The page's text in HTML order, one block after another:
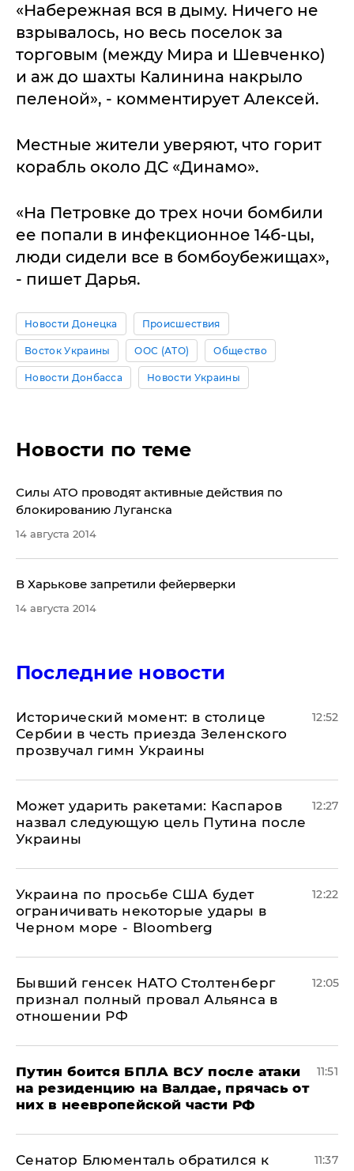
«Набережная вся в дыму. Ничего не
взрывалось, но весь поселок за
торговым (между Мира и Шевченко)
и аж до шахты Калинина накрыло
пеленой», - комментирует Алексей.
Местные жители уверяют, что горит
корабль около ДС «Динамо».
«На Петровке до трех ночи бомбили
ее попали в инфекционное 14б-цы,
люди сидели все в бомбоубежищах»,
- пишет Дарья.
Новости Донецка Происшествия
Восток Украины ООС (АТО) Общество
Новости Донбасса Новости Украины
Новости по теме
​Силы АТО проводят активные действия по
блокированию Луганска
14 августа 2014
В Харькове запретили фейерверки
14 августа 2014
Последние новости
Исторический момент: в столице
Сербии в честь приезда Зеленского
прозвучал гимн Украины
12:52
Может ударить ракетами: Каспаров
назвал следующую цель Путина после
Украины
12:27
Украина по просьбе США будет
ограничивать некоторые удары в
Черном море - Bloomberg
12:22
Бывший генсек НАТО Столтенберг
признал полный провал Альянса в
отношении РФ
12:05
Путин боится БПЛА ВСУ после атаки
на резиденцию на Валдае, прячась от
них в неевропейской части РФ
11:51
Сенатор Блюменталь обратился к
11:37